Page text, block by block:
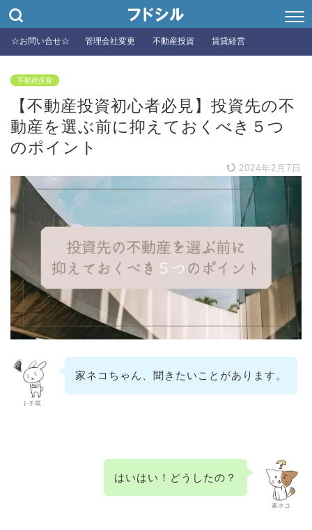
☆お問い合せ☆ 管理会社変更 不動産投資 賃貸経営
不動産投資
【不動産投資初心者必見】投資先の不
動産を選ぶ前に抑えておくべき５つ
のポイント
2024年2月7日
トチ尾
家ネコちゃん、聞きたいことがあります。
家ネコ
はいはい！どうしたの？